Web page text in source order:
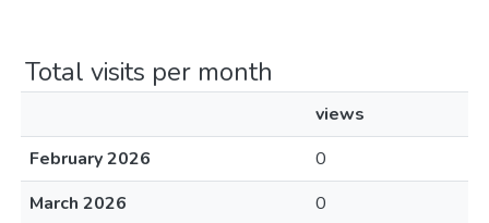
Total visits per month
views
February 2026
0
March 2026
0